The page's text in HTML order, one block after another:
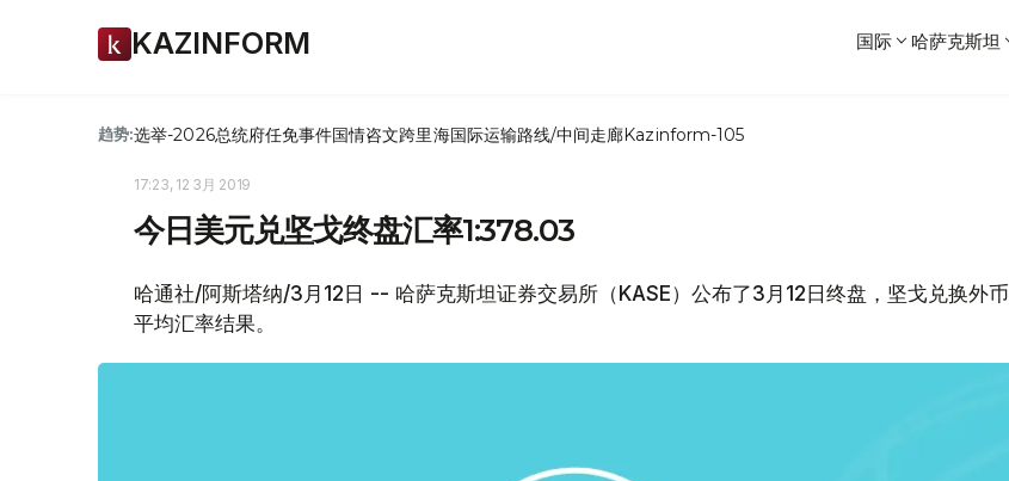
KAZINFORM 国际 哈萨克斯坦
趋势:选举-2026总统府任免事件国情咨文跨里海国际运输路线/中间走廊Kazinform-105
17:23, 12 3月 2019
今日美元兑坚戈终盘汇率1:378.03
哈通社/阿斯塔纳/3月12日 -- 哈萨克斯坦证券交易所（KASE）公布了3月12日终盘，坚戈兑换外币
平均汇率结果。